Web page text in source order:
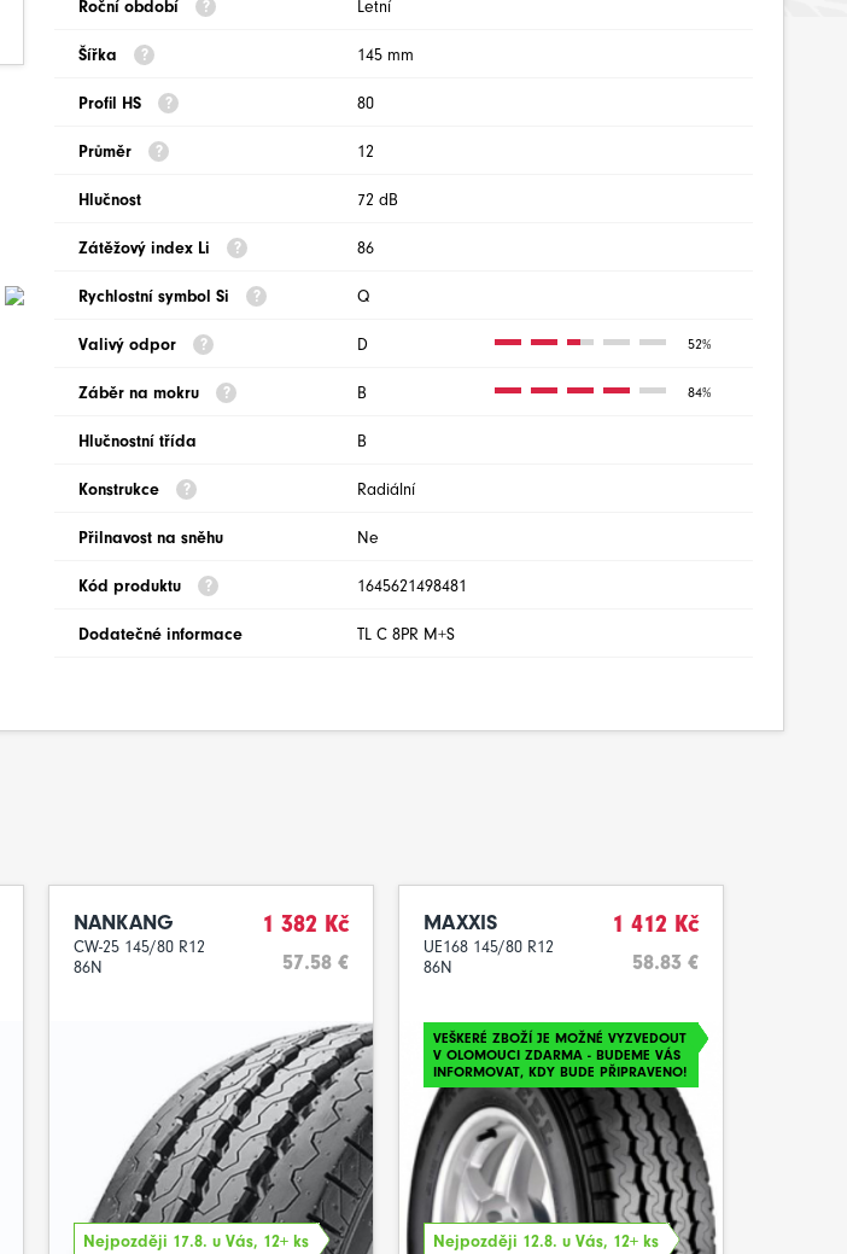
Roční období Letní
Šířka 145 mm
Profil HS 80
Průměr 12
Hlučnost 72 dB
Zátěžový index Li 86
Rychlostní symbol Si Q
Valivý odpor D 52%
Záběr na mokru B 84%
Hlučnostní třída B
Konstrukce Radiální
Přilnavost na sněhu Ne
Kód produktu 1645621498481
Dodatečné informace TL C 8PR M+S
NANKANG
CW-25 145/80 R12
86N
1 382 Kč
57.58 €
Nejpozději 17.8. u Vás, 12+ ks
MAXXIS
UE168 145/80 R12
86N
1 412 Kč
58.83 €
VEŠKERÉ ZBOŽÍ JE MOŽNÉ VYZVEDOUT
V OLOMOUCI ZDARMA - BUDEME VÁS
INFORMOVAT, KDY BUDE PŘIPRAVENO!
Nejpozději 12.8. u Vás, 12+ ks